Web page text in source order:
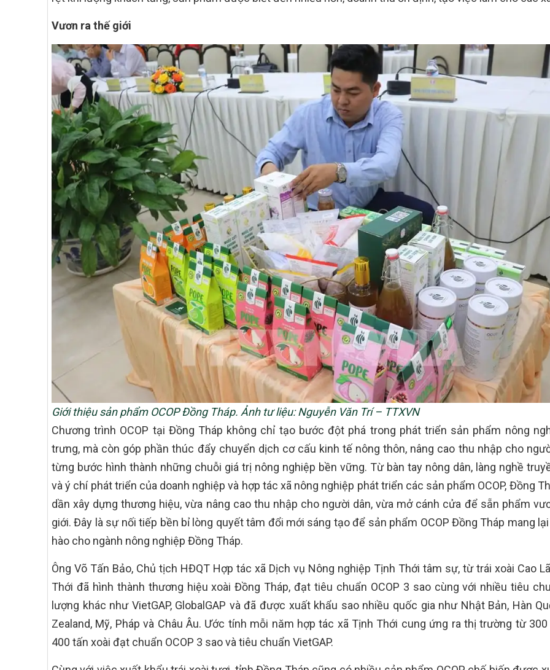
Vươn ra thế giới
Giới thiệu sản phẩm OCOP Đồng Tháp. Ảnh tư liệu: Nguyễn Văn Trí – TTXVN
Chương trình OCOP tại Đồng Tháp không chỉ tạo bước đột phá trong phát triển sản phẩm nông
trưng, mà còn góp phần thúc đẩy chuyển dịch cơ cấu kinh tế nông thôn, nâng cao thu nhập cho
từng bước hình thành những chuỗi giá trị nông nghiệp bền vững. Từ bàn tay nông dân, làng nghề
và ý chí phát triển của doanh nghiệp và hợp tác xã nông nghiệp phát triển các sản phẩm OCOP, Đồng
dần xây dựng thương hiệu, vừa nâng cao thu nhập cho người dân, vừa mở cánh cửa để sẵn phẩm
giới. Đây là sự nối tiếp bền bỉ lòng quyết tâm đổi mới sáng tạo để sản phẩm OCOP Đồng Tháp mang
hào cho ngành nông nghiệp Đồng Tháp.
Ông Võ Tấn Bảo, Chủ tịch HĐQT Hợp tác xã Dịch vụ Nông nghiệp Tịnh Thới tâm sự, từ trái xoài Cao
Thới đã hình thành thương hiệu xoài Đồng Tháp, đạt tiêu chuẩn OCOP 3 sao cùng với nhiều tiêu
lượng khác như VietGAP, GlobalGAP và đã được xuất khẩu sao nhiều quốc gia như Nhật Bản, Hàn
Zealand, Mỹ, Pháp và Châu Âu. Ước tính mỗi năm hợp tác xã Tịnh Thới cung ứng ra thị trường từ
400 tấn xoài đạt chuẩn OCOP 3 sao và tiêu chuẩn VietGAP.